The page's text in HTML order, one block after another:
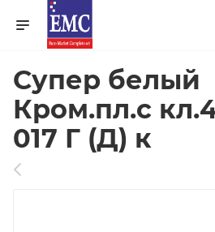
Супер белый
Кром.пл.с
017 Г (Д) к